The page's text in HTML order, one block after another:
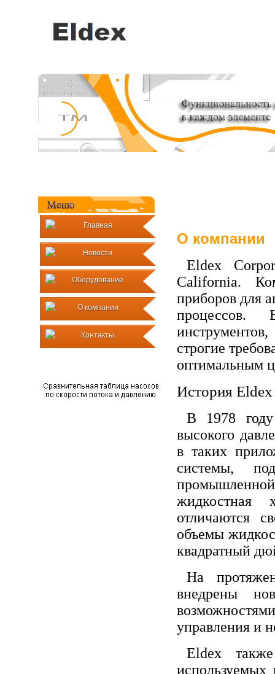
Главная
Новости
Оборудование
О компании
Контакты
О компании
Eldex
California.
приборов для
процессов.
строгие
оптимальным
История Eldex
В 1978
высокого
в таких
системы,
отличаются
объемы
квадратный
На
внедрены
управления и
Eldex